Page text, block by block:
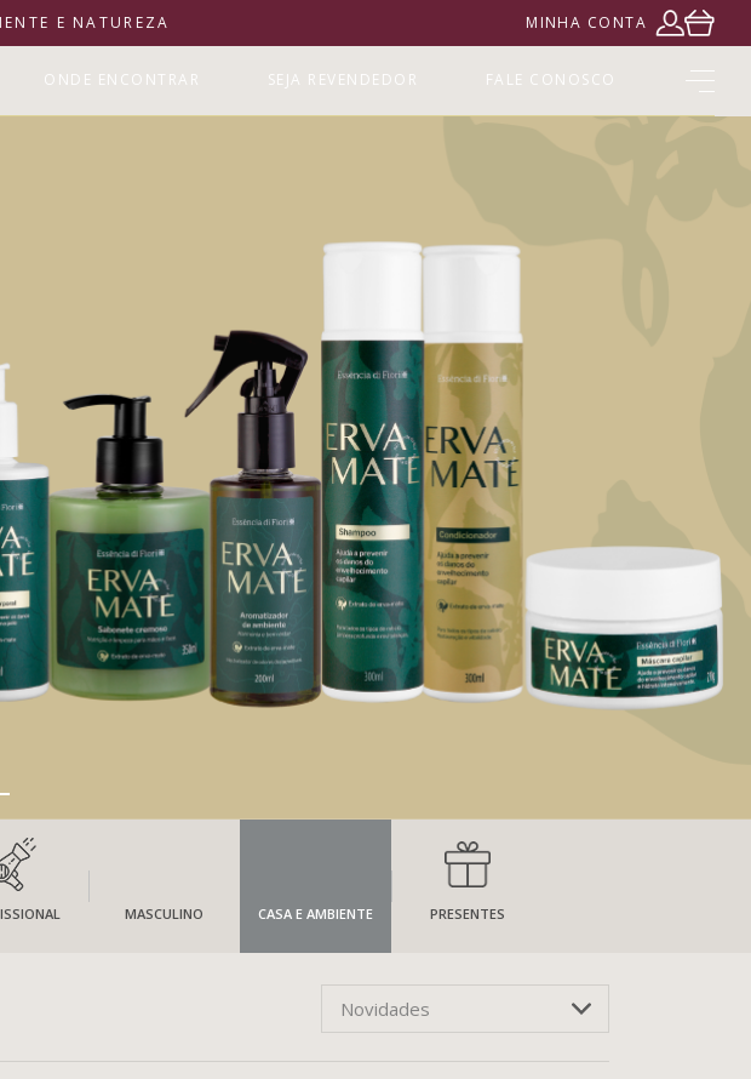
E NATUREZA MINHA CONTA
ONDE ENCONTRAR SEJA REVENDEDOR FALE CONOSCO
MASCULINO CASA E AMBIENTE PRESENTES